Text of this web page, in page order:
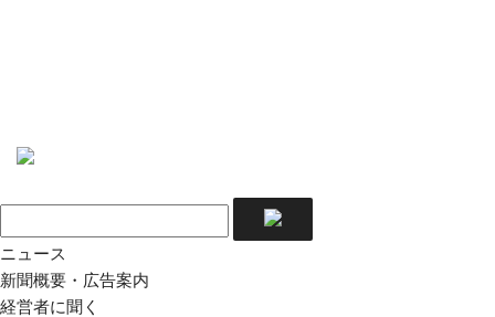
ニュース
新聞概要・広告案内
経営者に聞く